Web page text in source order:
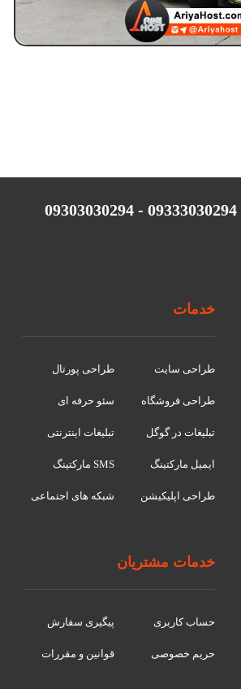
خدمات
طراحی سایت طراحی پورتال
طراحی فروشگاه سئو حرفه ای
تبلیغات در گوگل تبلیغات اینترنتی
ایمیل مارکتینگ SMS مارکتینگ
طراحی اپلیکیشن شبکه های اجتماعی
خدمات مشتریان
حساب کاربری پیگیری سفارش
حریم خصوصی قوانین و مقررات